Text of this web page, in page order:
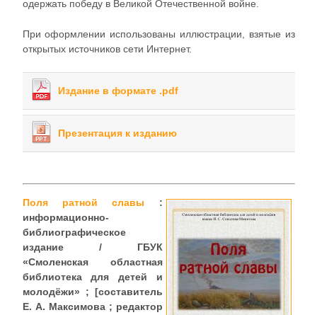
одержать победу в Великой Отечественной войне.
При оформлении использованы иллюстрации, взятые из
открытых источников сети Интернет.
Издание в формате .pdf
Презентация к изданию
Поля ратной славы :
информационно-
библиографическое
издание / ГБУК
«Смоленская областная
библиотека для детей и
молодёжи» ; [составитель
Е. А. Максимова ; редактор